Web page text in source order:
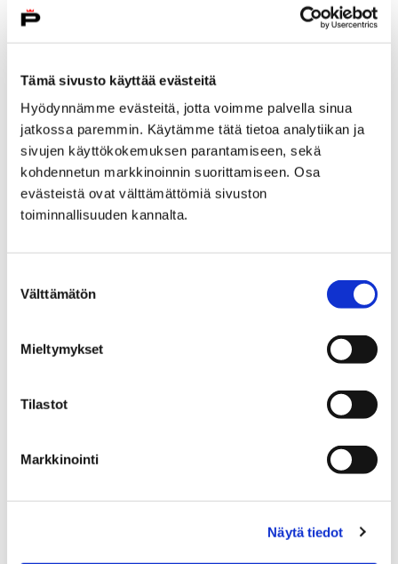
Tämä sivusto käyttää evästeitä
Hyödynnämme evästeitä, jotta voimme palvella sinua
jatkossa paremmin. Käytämme tätä tietoa analytiikan ja
sivujen käyttökokemuksen parantamiseen, sekä
kohdennetun markkinoinnin suorittamiseen. Osa
evästeistä ovat välttämättömiä sivuston
toiminnallisuuden kannalta.
valinta
Välttämätön
Mieltymykset
Tilastot
Markkinointi
Näytä tiedot
Kesälukion kesän tarjonta on julkaistu –
Porin aikuislukion kesälukiotarjottimella tarjotaan
kertauskursseja äidinkielessä, ruotsin ja englannin